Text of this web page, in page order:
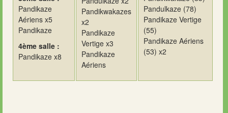
Pandikaze
Aériens x5
Pandikaze
4ème salle :
Pandikaze x8
Pandikwakazes
x2
Pandikaze
Vertige x3
Pandikaze
Aériens
Pandulkaze (78)
Pandikaze Vertige
(55)
Pandikaze Aériens
(53) x2